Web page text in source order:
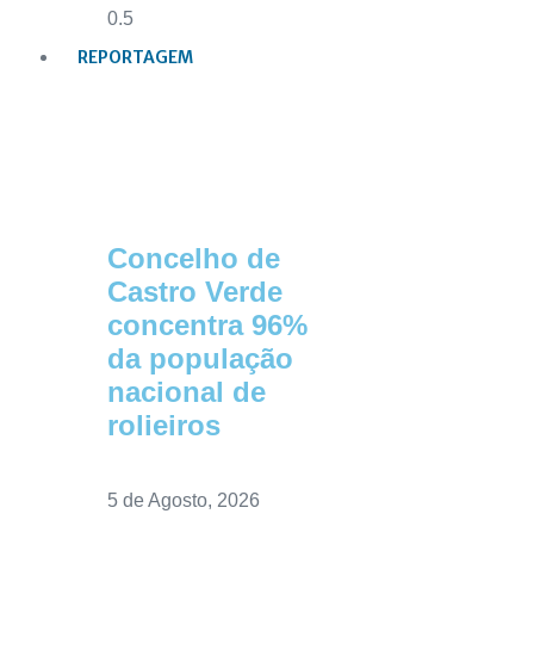
REPORTAGEM
Concelho de
Castro Verde
concentra 96%
da população
nacional de
rolieiros
5 de Agosto, 2026